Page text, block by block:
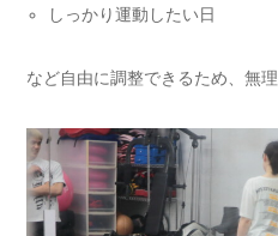
しっかり運動したい日
など自由に調整できるため、無